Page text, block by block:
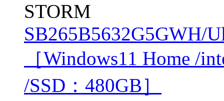
STORM
SB265B5632G5GWH/
［Windows11 Home /
/SSD：480GB］